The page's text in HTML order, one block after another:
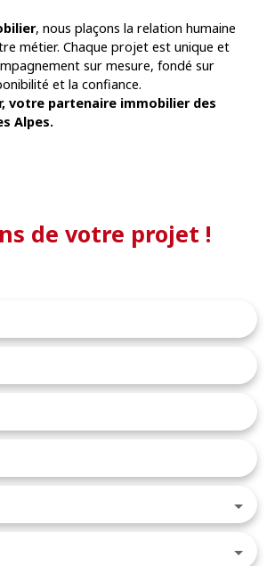
, nous plaçons la relation humaine
métier. Chaque projet est unique et
sur mesure, fondé sur
et la confiance.
votre partenaire immobilier des
Alpes.
de votre projet !